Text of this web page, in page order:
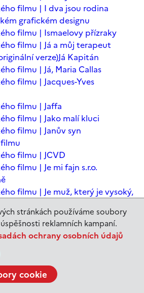
stránkách používáme soubory
reklamních kampaní.
ochrany osobních údajů
cookie
filmu | I dva jsou rodina
grafickém designu
filmu | Ismaelovy přízraky
filmu | Já a můj terapeut
verze)Já Kapitán
filmu | Já, Maria Callas
filmu | Jacques-Yves
filmu | Jaffa
filmu | Jako malí kluci
filmu | Janův syn
filmu | JCVD
filmu | Je mi fajn s.r.o.
filmu | Je muž, který je vysoký,
filmu | Je to jen konec světa
filmu | Je to jen konec světa
filmu | Jeanne du Barry -
milenka